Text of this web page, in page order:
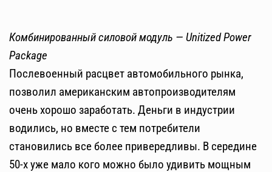
Комбинированный силовой модуль — Unitized Power
Package
Послевоенный расцвет автомобильного рынка,
позволил американским автопроизводителям
очень хорошо заработать. Деньги в индустрии
водились, но вместе с тем потребители
становились все более привередливы. В середине
50-х уже мало кого можно было удивить мощным